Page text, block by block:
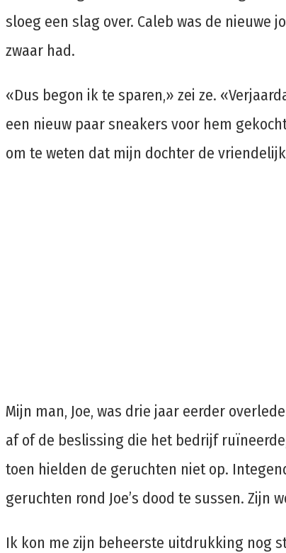
sloeg een slag over. Caleb was de nieuwe
zwaar had.
«Dus begon ik te sparen,» zei ze.
een nieuw paar sneakers voor hem
om te weten dat mijn dochter de
Mijn man, Joe, was drie jaar eerder
af of de beslissing die het bedrijf
toen hielden de geruchten niet op.
geruchten rond Joe’s dood te sussen. Zijn
Ik kon me zijn beheerste uitdrukking nog